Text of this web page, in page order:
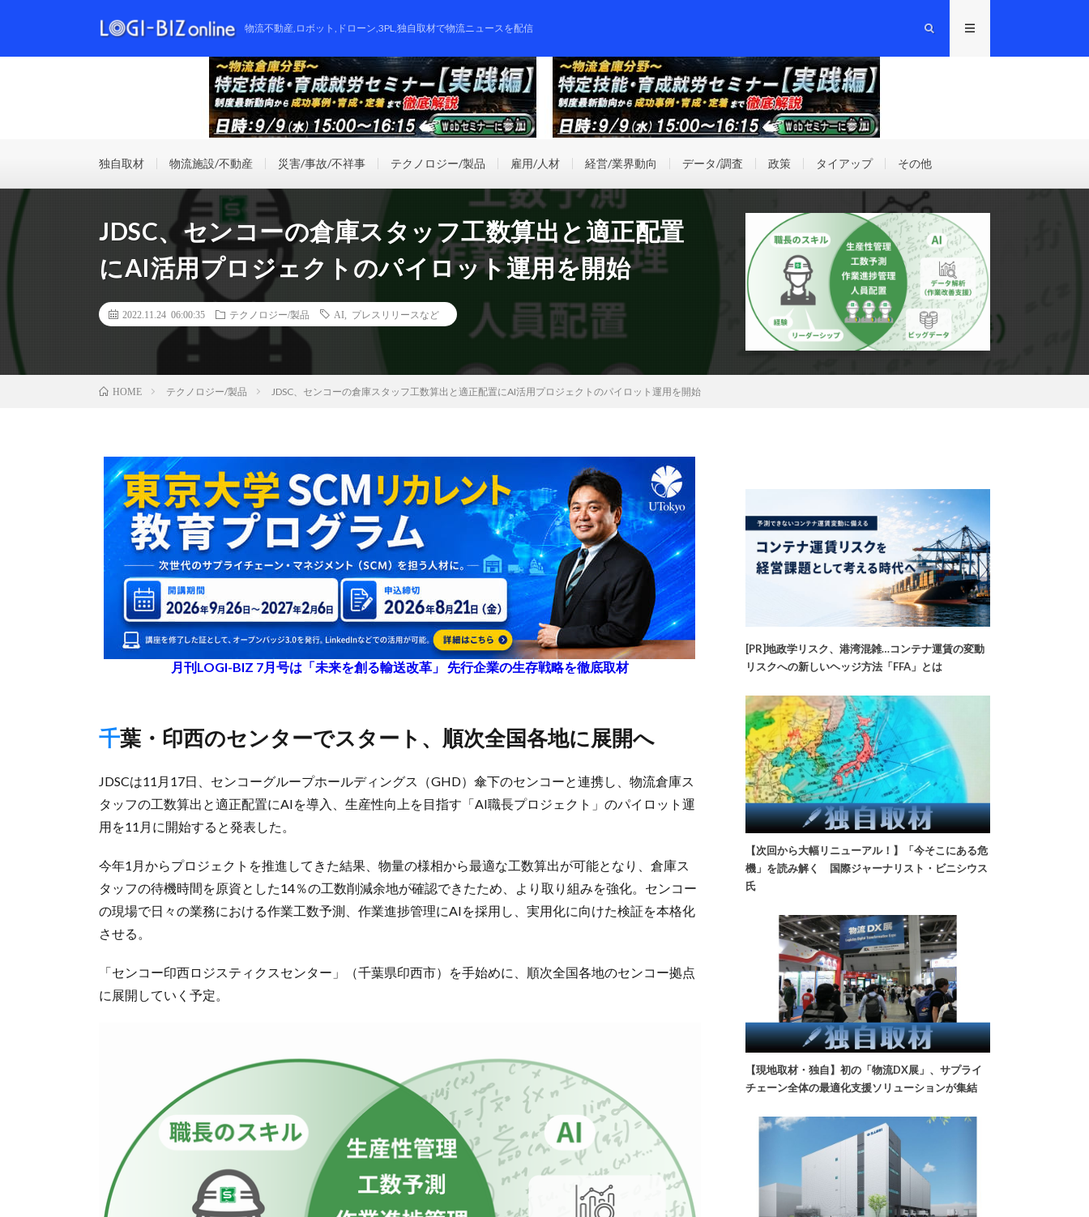
物流不動産,ロボット,ドローン,3PL,独自取材で物流ニュースを配信
独自取材 物流施設/不動産 災害/事故/不祥事 テクノロジー/製品 雇用/人材 経営/業界動向 データ/調査 政策 タイアップ その他
JDSC、センコーの倉庫スタッフ工数算出と適正配置
にAI活用プロジェクトのパイロット運用を開始
2022.11.24 06:00:35 テクノロジー/製品 AI プレスリリースなど
HOME テクノロジー/製品 JDSC、センコーの倉庫スタッフ工数算出と適正配置にAI活用プロジェクトのパイロット運用を開始
月刊LOGI-BIZ 7月号は「未来を創る輸送改革」 先行企業の生存戦略を徹底取材
千葉・印西のセンターでスタート、順次全国各地に展開へ
JDSCは11月17日、センコーグループホールディングス（GHD）傘下のセンコーと連携し、物流倉庫ス
タッフの工数算出と適正配置にAIを導入、生産性向上を目指す「AI職長プロジェクト」のパイロット運
用を11月に開始すると発表した。
今年1月からプロジェクトを推進してきた結果、物量の様相から最適な工数算出が可能となり、倉庫ス
タッフの待機時間を原資とした14％の工数削減余地が確認できたため、より取り組みを強化。センコー
の現場で日々の業務における作業工数予測、作業進捗管理にAIを採用し、実用化に向けた検証を本格化
させる。
「センコー印西ロジスティクスセンター」（千葉県印西市）を手始めに、順次全国各地のセンコー拠点
に展開していく予定。
[PR]地政学リスク、港湾混雑…コンテナ運賃の変動
リスクへの新しいヘッジ方法「FFA」とは
【次回から大幅リニューアル！】「今そこにある危
機」を読み解く 国際ジャーナリスト・ビニシウス
氏
【現地取材・独自】初の「物流DX展」、サプライ
チェーン全体の最適化支援ソリューションが集結